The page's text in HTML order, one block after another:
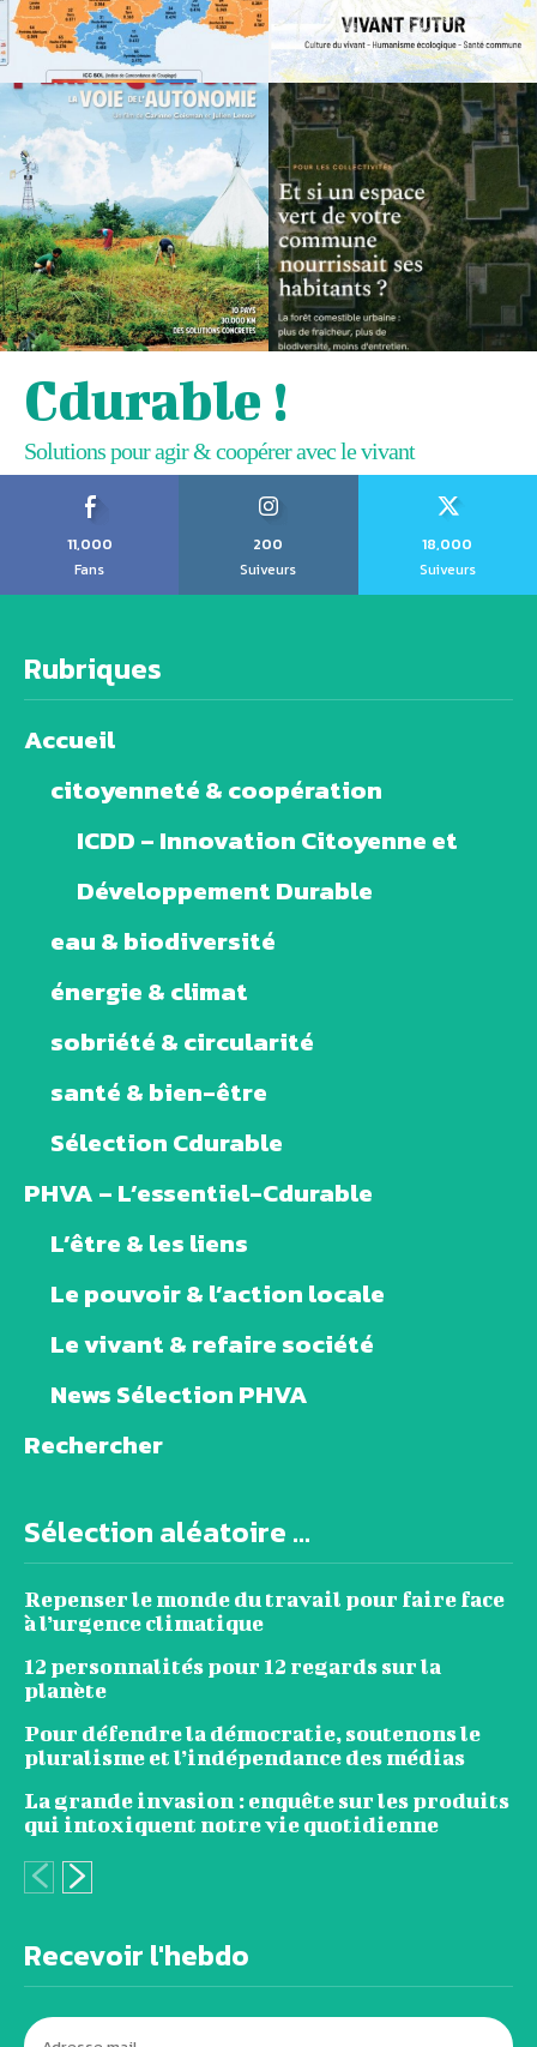
Cdurable !
Solutions pour agir & coopérer avec le vivant
11,000
Fans
200
Suiveurs
18,000
Suiveurs
Rubriques
Accueil
citoyenneté & coopération
ICDD – Innovation Citoyenne et
Développement Durable
eau & biodiversité
énergie & climat
sobriété & circularité
santé & bien-être
Sélection Cdurable
PHVA – L’essentiel-Cdurable
L’être & les liens
Le pouvoir & l’action locale
Le vivant & refaire société
News Sélection PHVA
Rechercher
Sélection aléatoire ...
Repenser le monde du travail pour faire face
à l’urgence climatique
12 personnalités pour 12 regards sur la
planète
Pour défendre la démocratie, soutenons le
pluralisme et l’indépendance des médias
La grande invasion : enquête sur les produits
qui intoxiquent notre vie quotidienne
Recevoir l'hebdo